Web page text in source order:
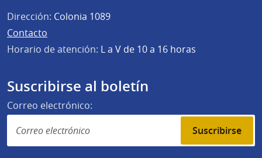
Dirección: Colonia 1089
Contacto
Horario de atención: L a V de 10 a 16 horas
Suscribirse al boletín
Correo electrónico:
Suscribirse